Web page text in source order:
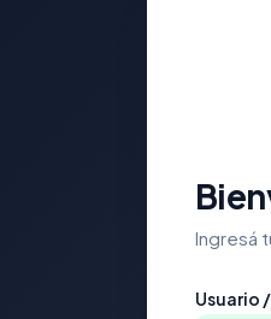
Ingresá
Usuario